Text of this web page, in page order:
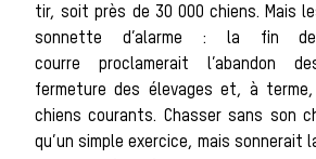
Histoire
tir, soit près de 30 000 chiens. Mais
sonnette d’alarme : la fin
courre proclamerait l’abandon
fermeture des élevages et, à
chiens courants. Chasser sans son
qu’un simple exercice, mais sonnerait